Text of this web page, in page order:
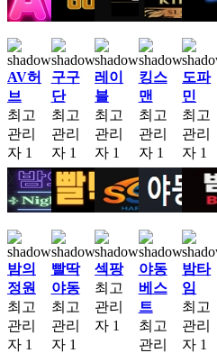
AV허
브
최고
관리
자 1
구구
단
최고
관리
자 1
레이
블
최고
관리
자 1
킹스
맨
최고
관리
자 1
도파
민
최고
관리
자 1
밤의
정원
최고
관리
자 1
빨딱
야동
최고
관리
자 1
섹팡
최고
관리
자 1
야동
베스
트
최고
관리
밤타
임
최고
관리
자 1